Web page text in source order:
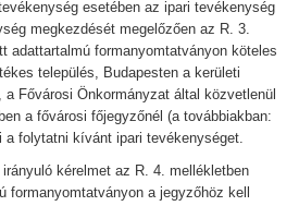
esetében az ipari tevékenység
megkezdését megelőzően az R. 3.
adattartalmú formanyomtatványon köteles
település, Budapesten a kerületi
Fővárosi Önkormányzat által közvetlenül
a fővárosi főjegyzőnél (a továbbiakban:
a folytatni kívánt ipari tevékenységet.
kérelmet az R. 4. mellékletben
formanyomtatványon a jegyzőhöz kell